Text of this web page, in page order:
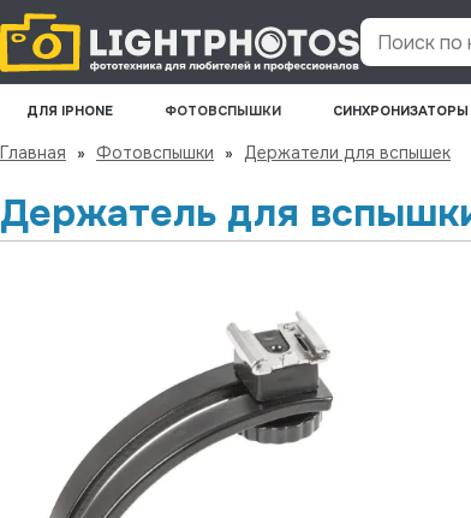
Поиск по
ДЛЯ IPHONE ФОТОВСПЫШКИ СИНХРОНИЗАТОРЫ
Главная » Фотовспышки » Держатели для вспышек
Держатель для